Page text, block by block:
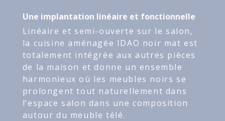
Une implantation linéaire et fonctionnelle
Linéaire et semi-ouverte sur le salon,
la cuisine aménagée IDAO noir mat est
totalement intégrée aux autres pièces
de la maison et donne un ensemble
harmonieux où les meubles noirs se
prolongent tout naturellement dans
l’espace salon dans une composition
autour du meuble télé.